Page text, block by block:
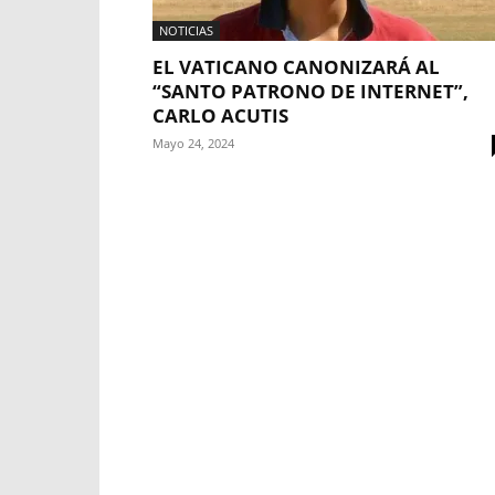
NOTICIAS
EL VATICANO CANONIZARÁ AL
“SANTO PATRONO DE INTERNET”,
CARLO ACUTIS
Mayo 24, 2024